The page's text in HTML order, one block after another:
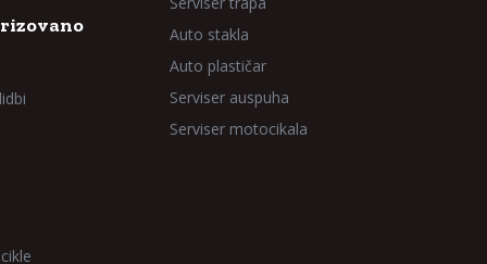
Auto stakla
Auto plastičar
Serviser auspuha
Serviser motocikala